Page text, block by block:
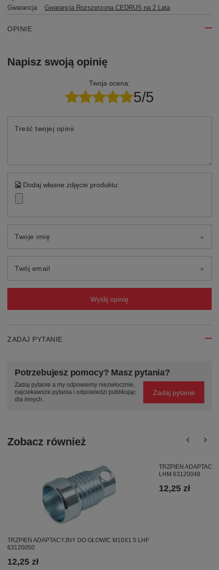
Gwarancja
Gwarancja Rozszerzona CEDRUS na 2 Lata
OPINIE
Napisz swoją opinię
Twoja ocena:
5/5
Treść twojej opinii
Dodaj własne zdjęcie produktu:
Twoje imię
Twój email
Wyślij opinię
ZADAJ PYTANIE
Potrzebujesz pomocy? Masz pytania?
Zadaj pytanie a my odpowiemy niezwłocznie,
najciekawsze pytania i odpowiedzi publikując
dla innych.
Zadaj pytanie
Zobacz również
TRZPIEŃ ADAPTACYJNY DO GŁOWIC M10X1.5 LHF
63120050
12,25 zł
TRZPIEŃ
LHM 63120048
12,25 zł